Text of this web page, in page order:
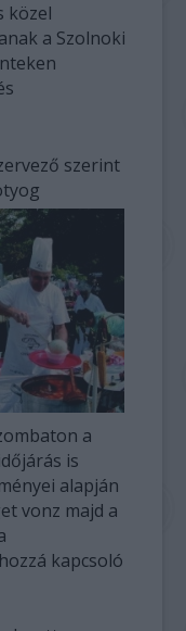
közel
a Szolnoki
szerint
a
is
alapján
vonz majd a
kapcsoló